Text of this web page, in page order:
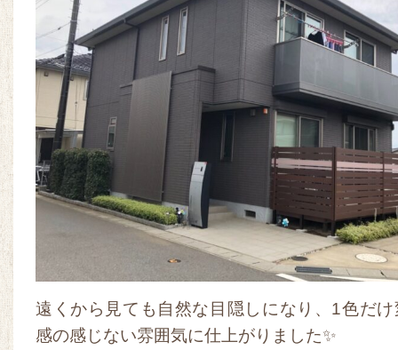
遠くから見ても自然な目隠しになり、1色だ
感の感じない雰囲気に仕上がりました✨